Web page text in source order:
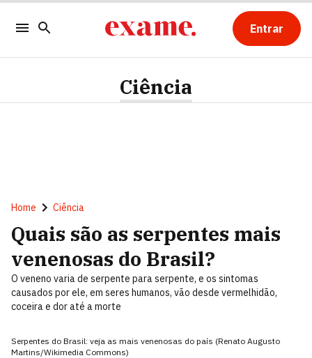
Entrar
Ciência
Home Ciência
Quais são as serpentes mais
venenosas do Brasil?
O veneno varia de serpente para serpente, e os sintomas
causados por ele, em seres humanos, vão desde vermelhidão,
coceira e dor até a morte
Serpentes do Brasil: veja as mais venenosas do país (Renato Augusto
Martins/Wikimedia Commons)